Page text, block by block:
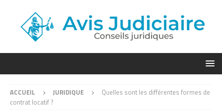
ACCUEIL JURIDIQUE
Quelles sont les différentes formes de
contrat locatif ?